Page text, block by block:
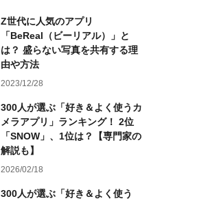
Z世代に人気のアプリ
「BeReal（ビーリアル）」と
は？ 盛らない写真を共有する理
由や方法
2023/12/28
300人が選ぶ「好き＆よく使うカ
メラアプリ」ランキング！ 2位
「SNOW」、1位は？【専門家の
解説も】
2026/02/18
300人が選ぶ「好き＆よく使う